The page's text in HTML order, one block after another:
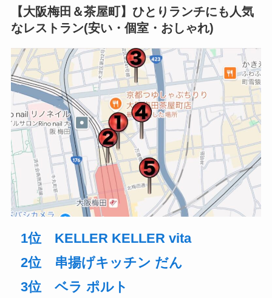
【大阪梅田＆茶屋町】ひとりランチにも人気
なレストラン(安い・個室・おしゃれ)
1位 KELLER KELLER vita
2位 串揚げキッチン だん
3位 ベラ ポルト